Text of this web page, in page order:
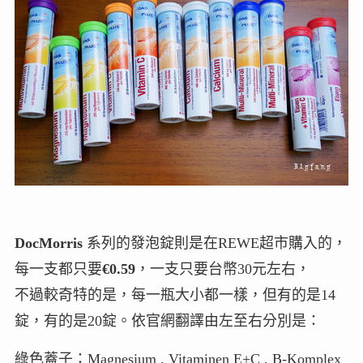
DocMorris 系列的發泡錠則是在REWE超市購入的，
每一支都只要€0.59，一支只要台幣30元左右，
不過較奇特的是，每一瓶大小都一樣，但有的是14
錠，有的是20錠。依官網翻譯由左至右分別是：
綠色蓋子：Magnesium , Vitaminen E+C , B-Komplex